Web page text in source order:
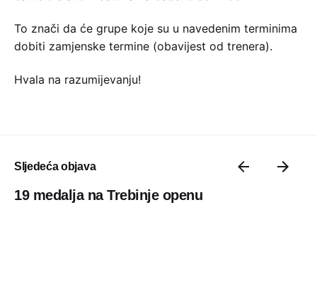
To znači da će grupe koje su u navedenim terminima
dobiti zamjenske termine (obavijest od trenera).
Hvala na razumijevanju!
Sljedeća objava
19 medalja na Trebinje openu